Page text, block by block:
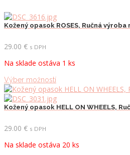
Kožený opasok ROSES, Ručná výroba
29.00 € s DPH
Na sklade ostáva 1 ks
Výber možnostíTento
produkt
má
viacero
môžete
Kožený opasok HELL ON WHEELS,
29.00 € s DPH
Na sklade ostáva 20 ks